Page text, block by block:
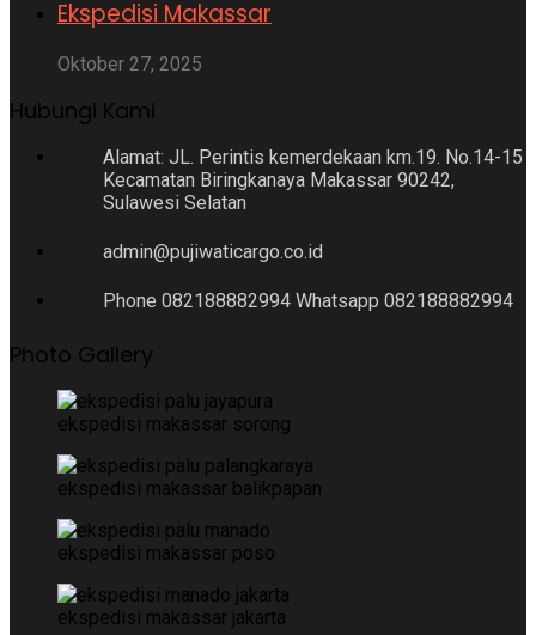
Ekspedisi Makassar
Oktober 27, 2025
Hubungi Kami
Alamat: JL. Perintis kemerdekaan km.19. No.14-15
Kecamatan Biringkanaya Makassar 90242,
Sulawesi Selatan
admin@pujiwaticargo.co.id
Phone 082188882994 Whatsapp 082188882994
Photo Gallery
ekspedisi makassar sorong
ekspedisi makassar balikpapan
ekspedisi makassar poso
ekspedisi makassar jakarta